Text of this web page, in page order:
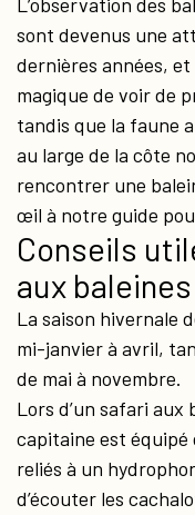
sont devenus une
dernières années, et
magique de voir de
tandis que la faune
au large de la côte
rencontrer une
œil à notre guide
Conseils
aux baleines
La saison hivernale
mi-janvier à avril,
de mai à novembre.
Lors d’un safari
capitaine est équipé
reliés à un
d’écouter les